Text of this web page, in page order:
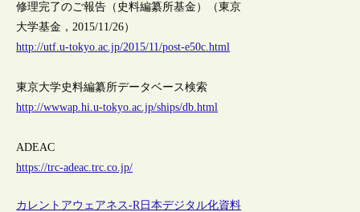
修理完了のご報告（史料編纂所基金）（東京
大学基金，2015/11/26）
http://utf.u-tokyo.ac.jp/2015/11/post-e50c.html
東京大学史料編纂所データベース検索
http://wwwap.hi.u-tokyo.ac.jp/ships/db.html
ADEAC
https://trc-adeac.trc.co.jp/
カレントアウェアネス-R 日本デジタル化資料